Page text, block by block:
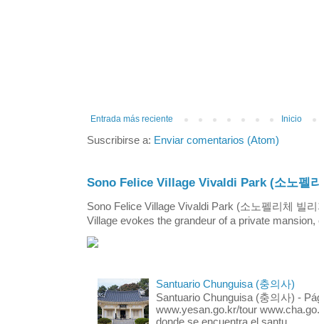
Entrada más reciente Inicio
Suscribirse a: Enviar comentarios (Atom)
Sono Felice Village Vivaldi Park (소노펠
Sono Felice Village Vivaldi Park (소노펠리체 빌
Village evokes the grandeur of a private
Santuario Chunguisa (충의사)
Santuario Chunguisa (충의사) -
www.yesan.go.kr/tour